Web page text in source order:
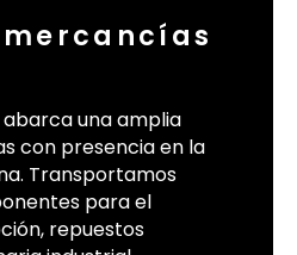
una amplia
con presencia en la
Transportamos
para el
repuestos